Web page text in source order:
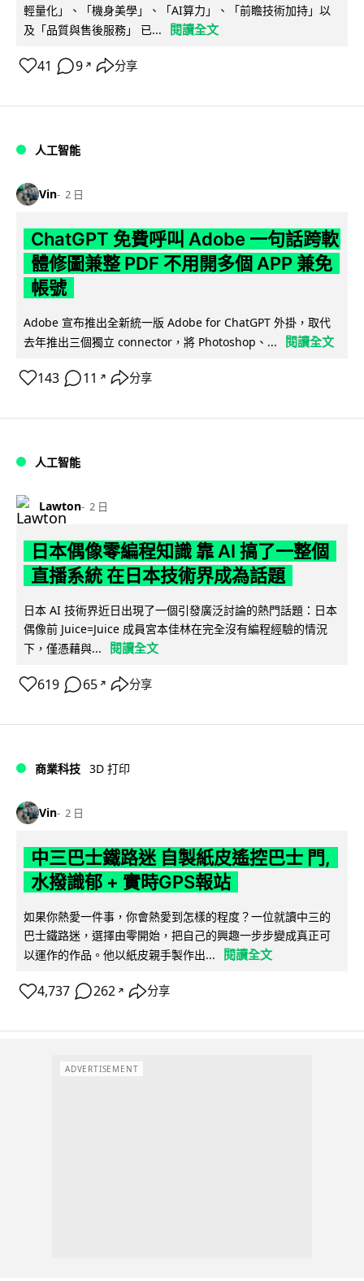
輕量化」、「機身美學」、「AI算力」、「前瞻技術加持」以
及「品質與售後服務」 已...
閱讀全文
41 9 ↗ 分享
人工智能
Vin 2 日
ChatGPT 免費呼叫 Adobe 一句話跨軟
體修圖兼整 PDF 不用開多個 APP 兼免
帳號
Adobe 宣布推出全新統一版 Adobe for ChatGPT 外掛，取代
去年推出三個獨立 connector，將 Photoshop、...
閱讀全文
143 11 ↗ 分享
人工智能
Lawton 2 日
日本偶像零編程知識 靠 AI 搞了一整個
直播系統 在日本技術界成為話題
日本 AI 技術界近日出現了一個引發廣泛討論的熱門話題：日本
偶像前 Juice=Juice 成員宮本佳林在完全沒有編程經驗的情況
下，僅憑藉與...
閱讀全文
619 65 ↗ 分享
商業科技 3D 打印
Vin 2 日
中三巴士鐵路迷 自製紙皮遙控巴士 門,
水撥識郁 + 實時GPS報站
如果你熱愛一件事，你會熱愛到怎樣的程度？一位就讀中三的
巴士鐵路迷，選擇由零開始，把自己的興趣一步步變成真正可
以運作的作品。他以紙皮親手製作出...
閱讀全文
4,737 262 ↗ 分享
ADVERTISEMENT